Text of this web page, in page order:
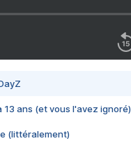
13 ans (et vous l'avez ignoré)
(littéralement)